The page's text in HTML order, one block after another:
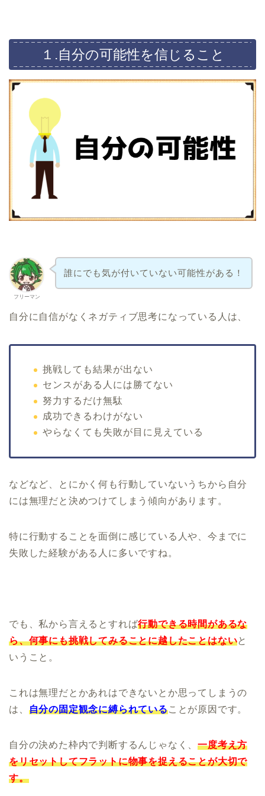
１.自分の可能性を信じること
フリーマン
誰にでも気が付いていない可能性がある！
自分に自信がなくネガティブ思考になっている人は、
挑戦しても結果が出ない
センスがある人には勝てない
努力するだけ無駄
成功できるわけがない
やらなくても失敗が目に見えている
などなど、とにかく何も行動していないうちから自分
には無理だと決めつけてしまう傾向があります。
特に行動することを面倒に感じている人や、今までに
失敗した経験がある人に多いですね。
でも、私から言えるとすれば行動できる時間があるな
ら、何事にも挑戦してみることに越したことはないと
いうこと。
これは無理だとかあれはできないとか思ってしまうの
は、 自分の固定観念に縛られていることが原因です。
自分の決めた枠内で判断するんじゃなく、一度考え方
をリセットしてフラットに物事を捉えることが大切で
す。